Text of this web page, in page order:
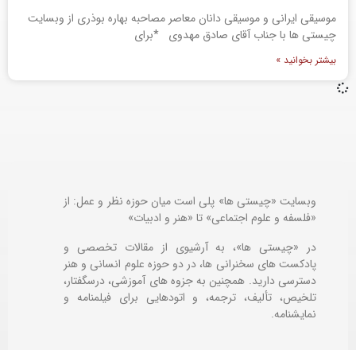
موسیقی ایرانی و موسیقی دانان معاصر مصاحبه بهاره بوذری از وبسایت
چیستی ها با جناب آقای صادق مهدوی *برای
بیشتر بخوانید »
وبسایت «چیستی ها» پلی است میان حوزه نظر و عمل: از
«فلسفه و علوم اجتماعی» تا «هنر و ادبیات»
در «چیستی ها»، به آرشیوی از مقالات تخصصی و
پادکست های سخنرانی ها، در دو حوزه علوم انسانی و هنر
دسترسی دارید. همچنین به جزوه های آموزشی، درسگفتار،
تلخیص، تألیف، ترجمه، و اتودهایی برایفیلمنامه و
نمایشنامه.